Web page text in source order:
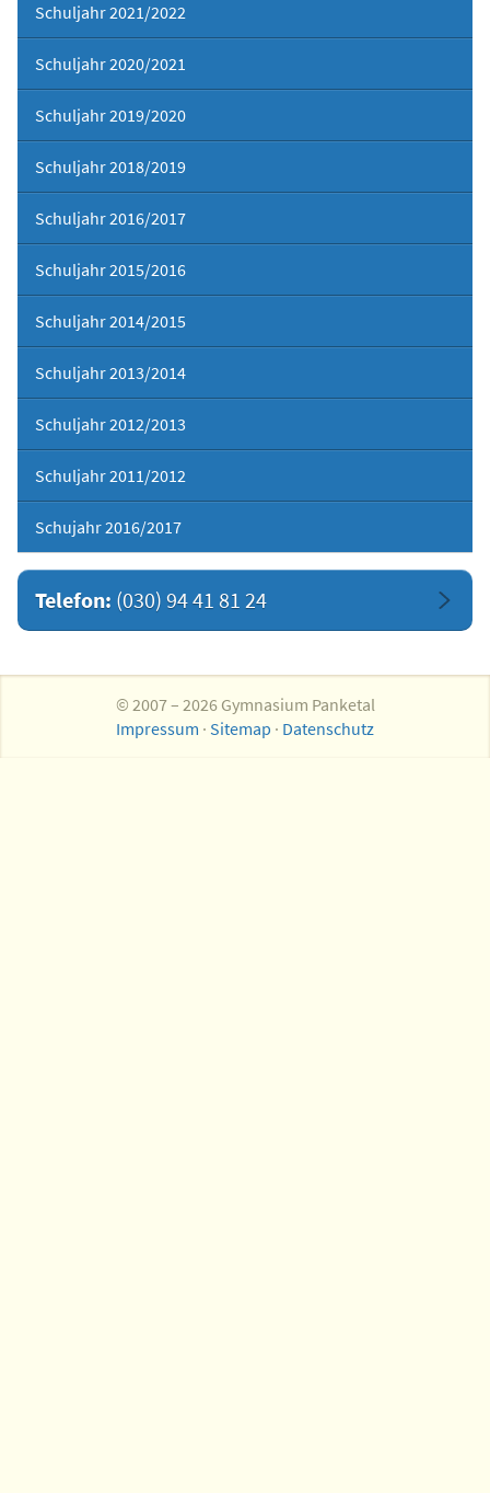
Schuljahr 2021/2022
Schuljahr 2020/2021
Schuljahr 2019/2020
Schuljahr 2018/2019
Schuljahr 2016/2017
Schuljahr 2015/2016
Schuljahr 2014/2015
Schuljahr 2013/2014
Schuljahr 2012/2013
Schuljahr 2011/2012
Schujahr 2016/2017
Telefon: (030) 94 41 81 24
© 2007 – 2026 Gymnasium Panketal
Impressum · Sitemap · Datenschutz